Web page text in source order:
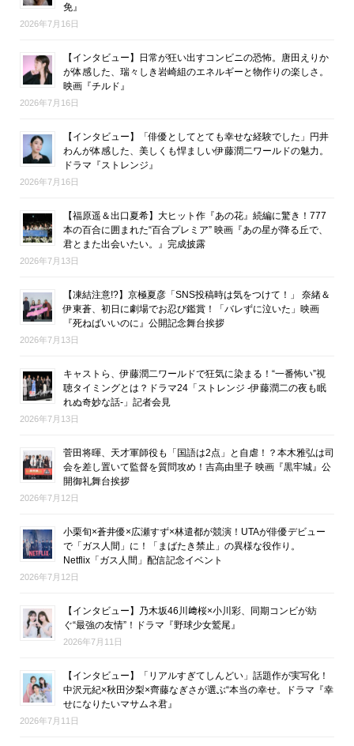
免』
2026年7月16日
【インタビュー】日常が狂い出すコンビニの恐怖。唐田えりか
が体感した、瑞々しき岩崎組のエネルギーと物作りの楽しさ。
映画『チルド』
2026年7月16日
【インタビュー】「俳優としてとても幸せな経験でした」円井
わんが体感した、美しくも悍ましい伊藤潤二ワールドの魅力。
ドラマ『ストレンジ』
2026年7月16日
【福原遥＆出口夏希】大ヒット作『あの花』続編に驚き！777
本の百合に囲まれた“百合プレミア” 映画『あの星が降る丘で、
君とまた出会いたい。』完成披露
2026年7月13日
【凍結注意!?】京極夏彦「SNS投稿時は気をつけて！」 奈緒＆
伊東蒼、初日に劇場でお忍び鑑賞！「バレずに泣いた」映画
『死ねばいいのに』公開記念舞台挨拶
2026年7月13日
キャストら、伊藤潤二ワールドで狂気に染まる！“一番怖い”視
聴タイミングとは？ドラマ24「ストレンジ -伊藤潤二の夜も眠
れぬ奇妙な話-」記者会見
2026年7月13日
菅田将暉、天才軍師役も「国語は2点」と自虐！？本木雅弘は司
会を差し置いて監督を質問攻め！吉高由里子 映画『黒牢城』公
開御礼舞台挨拶
2026年7月12日
小栗旬×蒼井優×広瀬すず×林遣都が競演！UTAが俳優デビュー
で「ガス人間」に！「まばたき禁止」の異様な役作り。
Netflix「ガス人間」配信記念イベント
2026年7月12日
【インタビュー】乃木坂46川﨑桜×小川彩、同期コンビが紡
ぐ“最強の友情”！ドラマ『野球少女鷲尾』
2026年7月11日
【インタビュー】「リアルすぎてしんどい」話題作が実写化！
中沢元紀×秋田汐梨×齊藤なぎさが選ぶ“本当の幸せ。ドラマ『幸
せになりたいマサムネ君』
2026年7月11日